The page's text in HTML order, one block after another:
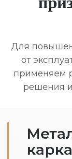
Для
от
применяем
решения